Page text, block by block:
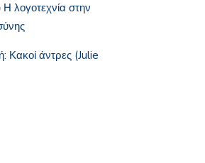
Η λογοτεχνία στην
Κακοί άντρες (Julie